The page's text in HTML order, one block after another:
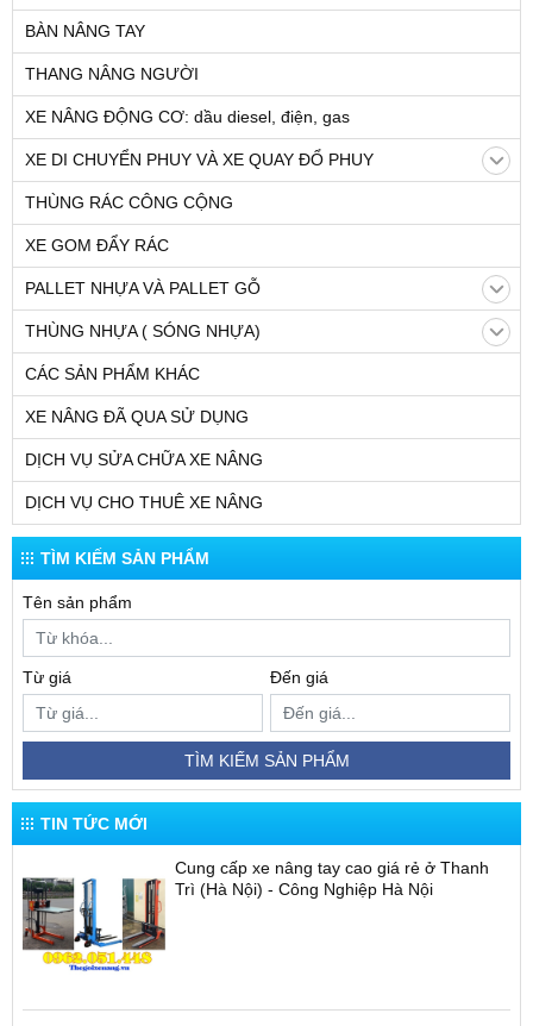
BÀN NÂNG TAY
THANG NÂNG NGƯỜI
XE NÂNG ĐỘNG CƠ: dầu diesel, điện, gas
XE DI CHUYỂN PHUY VÀ XE QUAY ĐỔ PHUY
THÙNG RÁC CÔNG CỘNG
XE GOM ĐẨY RÁC
PALLET NHỰA VÀ PALLET GỖ
THÙNG NHỰA ( SÓNG NHỰA)
CÁC SẢN PHẨM KHÁC
XE NÂNG ĐÃ QUA SỬ DỤNG
DỊCH VỤ SỬA CHỮA XE NÂNG
DỊCH VỤ CHO THUÊ XE NÂNG
TÌM KIẾM SẢN PHẨM
Tên sản phẩm
Từ giá Đến giá
TÌM KIẾM SẢN PHẨM
TIN TỨC MỚI
Cung cấp xe nâng tay cao giá rẻ ở Thanh
Trì (Hà Nội) - Công Nghiệp Hà Nội